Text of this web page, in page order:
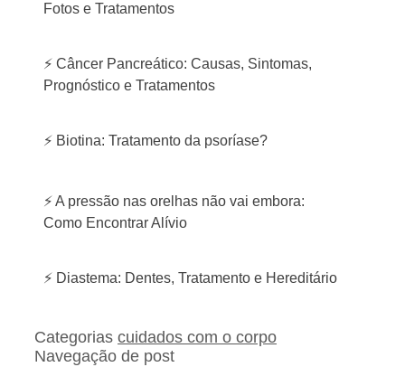
Fotos e Tratamentos
⚡ Câncer Pancreático: Causas, Sintomas,
Prognóstico e Tratamentos
⚡ Biotina: Tratamento da psoríase?
⚡ A pressão nas orelhas não vai embora:
Como Encontrar Alívio
⚡ Diastema: Dentes, Tratamento e Hereditário
Categorias cuidados com o corpo
Navegação de post